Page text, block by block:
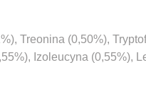
Treonina (0,50%),
Izoleucyna (0,55%),